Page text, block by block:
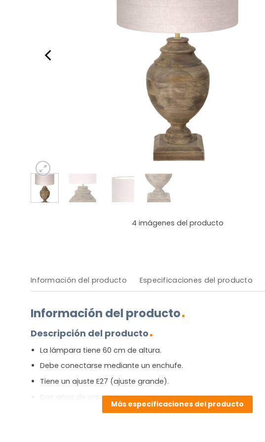
4 imágenes del producto
Información del producto Especificaciones del producto
Información del producto
Descripción del producto
La lámpara tiene 60 cm de altura.
Debe conectarse mediante un enchufe.
Tiene un ajuste E27 (ajuste grande).
Dos años de garantía.
Más especificaciones del producto